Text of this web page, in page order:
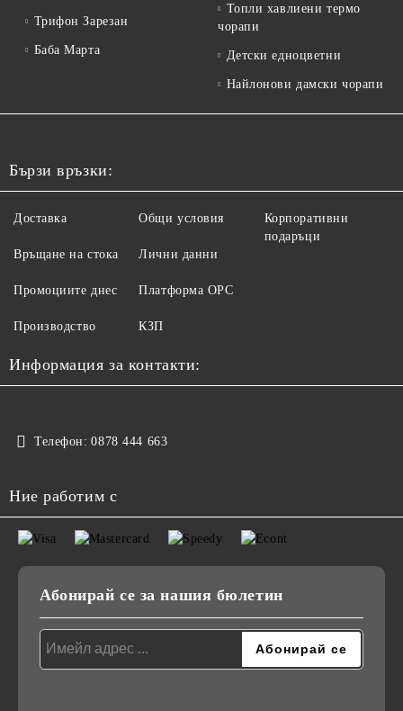
Трифон Зарезан
Баба Марта
Топли хавлиени термо
чорапи
Детски едноцветни
Найлонови дамски чорапи
Бързи връзки:
Доставка
Връщане на стока
Промоциите днес
Производство
Общи условия
Лични данни
Платформа ОРС
КЗП
Корпоративни
подаръци
Информация за контакти:
Телефон: 0878 444 663
Ние работим с
Абонирай се за нашия бюлетин